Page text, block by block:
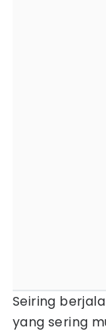
Seiring
yang sering